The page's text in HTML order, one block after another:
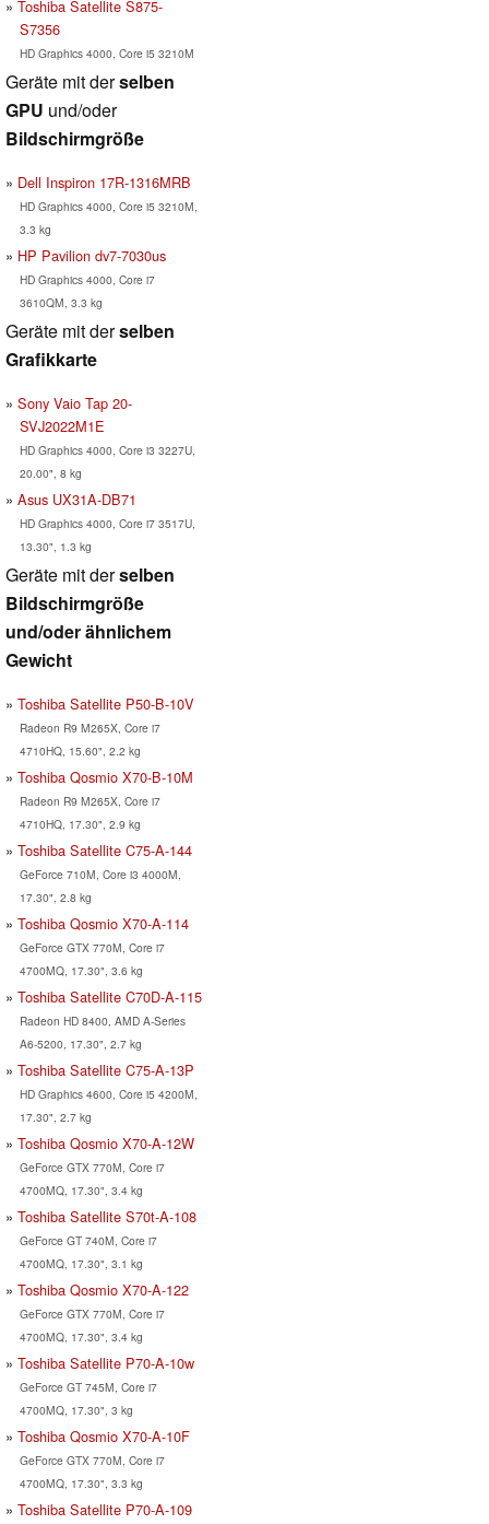
Toshiba Satellite S875-
S7356
HD Graphics 4000, Core i5 3210M
Geräte mit derselben
GPU und/oder
Bildschirmgröße
Dell Inspiron 17R-1316MRB
HD Graphics 4000, Core i5 3210M,
3.3 kg
HP Pavilion dv7-7030us
HD Graphics 4000, Core i7
3610QM, 3.3 kg
Geräte mit derselben
Grafikkarte
Sony Vaio Tap 20-
SVJ2022M1E
HD Graphics 4000, Core i3 3227U,
20.00", 8 kg
Asus UX31A-DB71
HD Graphics 4000, Core i7 3517U,
13.30", 1.3 kg
Geräte mit derselben
Bildschirmgröße
und/oder ähnlichem
Gewicht
Toshiba Satellite P50-B-10V
Radeon R9 M265X, Core i7
4710HQ, 15.60", 2.2 kg
Toshiba Qosmio X70-B-10M
Radeon R9 M265X, Core i7
4710HQ, 17.30", 2.9 kg
Toshiba Satellite C75-A-144
GeForce 710M, Core i3 4000M,
17.30", 2.8 kg
Toshiba Qosmio X70-A-114
GeForce GTX 770M, Core i7
4700MQ, 17.30", 3.6 kg
Toshiba Satellite C70D-A-115
Radeon HD 8400, AMD A-Series
A6-5200, 17.30", 2.7 kg
Toshiba Satellite C75-A-13P
HD Graphics 4600, Core i5 4200M,
17.30", 2.7 kg
Toshiba Qosmio X70-A-12W
GeForce GTX 770M, Core i7
4700MQ, 17.30", 3.4 kg
Toshiba Satellite S70t-A-108
GeForce GT 740M, Core i7
4700MQ, 17.30", 3.1 kg
Toshiba Qosmio X70-A-122
GeForce GTX 770M, Core i7
4700MQ, 17.30", 3.4 kg
Toshiba Satellite P70-A-10w
GeForce GT 745M, Core i7
4700MQ, 17.30", 3 kg
Toshiba Qosmio X70-A-10F
GeForce GTX 770M, Core i7
4700MQ, 17.30", 3.3 kg
Toshiba Satellite P70-A-109